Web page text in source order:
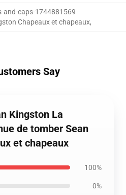
and-caps-1744881569
Chapeaux et chapeaux,
Say
Kingston La
de tomber Sean
et chapeaux
100%
0%